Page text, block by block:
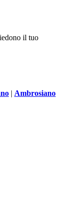
il tuo
| Ambrosiano